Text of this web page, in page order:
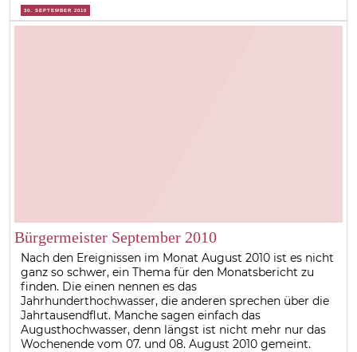
30. SEPTEMBER 2010
Bürgermeister September 2010
Nach den Ereignissen im Monat August 2010 ist es nicht
ganz so schwer, ein Thema für den Monatsbericht zu
finden. Die einen nennen es das
Jahrhunderthochwasser, die anderen sprechen über die
Jahrtausendflut. Manche sagen einfach das
Augusthochwasser, denn längst ist nicht mehr nur das
Wochenende vom 07. und 08. August 2010 gemeint.